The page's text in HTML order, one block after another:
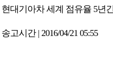
현대기아차 세계 점유율 5년
송고시간 | 2016/04/21 05:55